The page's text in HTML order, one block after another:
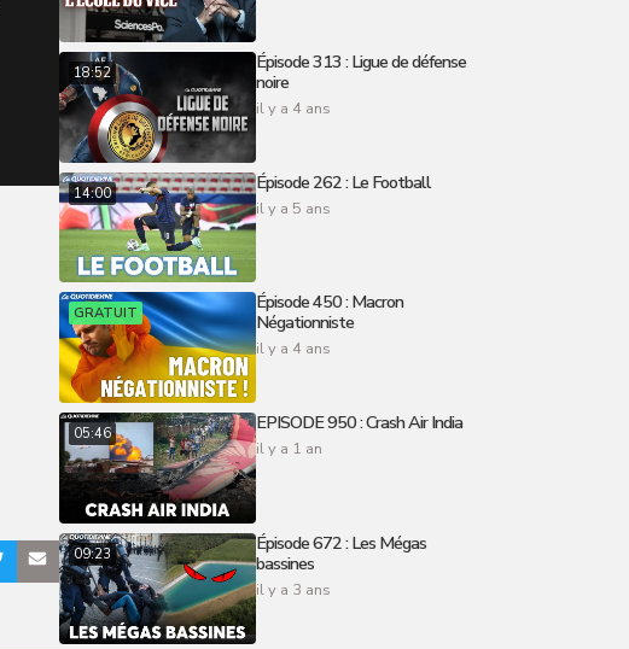
18:52
Épisode 313 : Ligue de défense
noire
il y a 4 ans
14:00 Épisode 262 : Le Football
il y a 5 ans
GRATUIT
Épisode 450 : Macron
Négationniste
il y a 4 ans
05:46 EPISODE 950 : Crash Air India
il y a 1 an
09:23
Épisode 672 : Les Mégas
bassines
il y a 3 ans